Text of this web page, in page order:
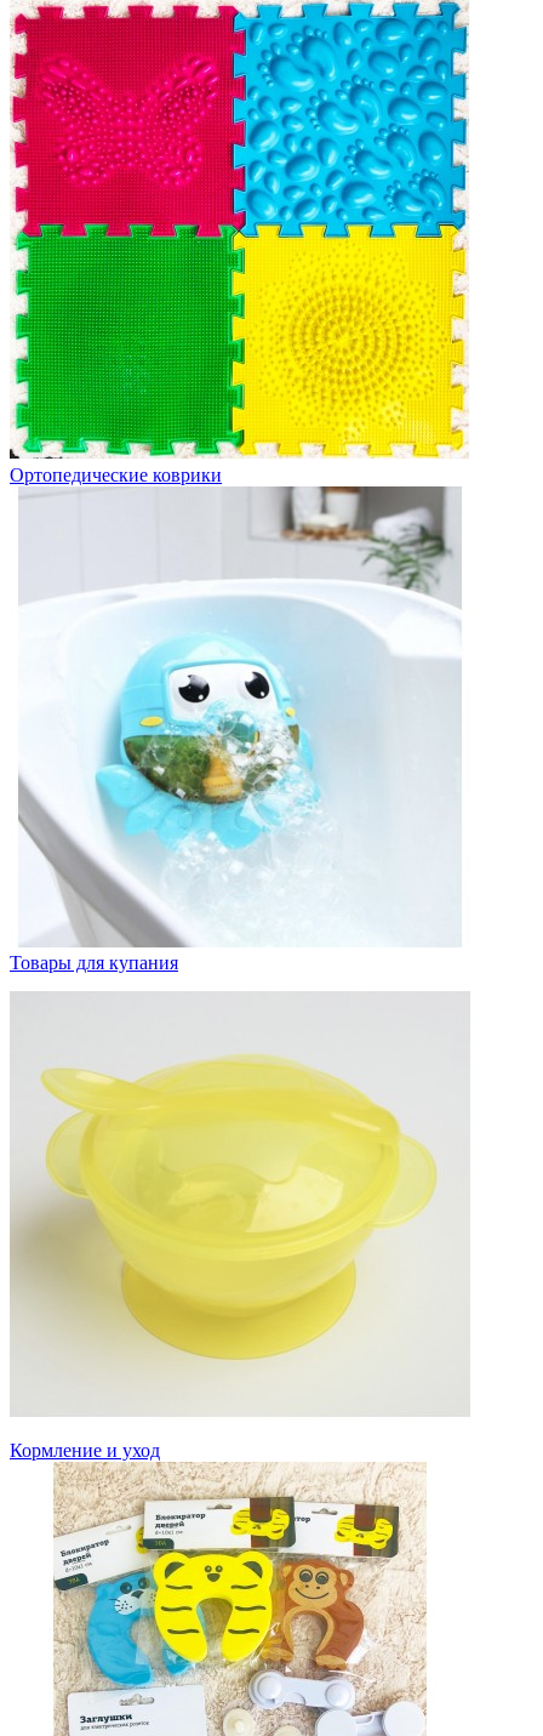
Ортопедические коврики
Товары для купания
Кормление и уход